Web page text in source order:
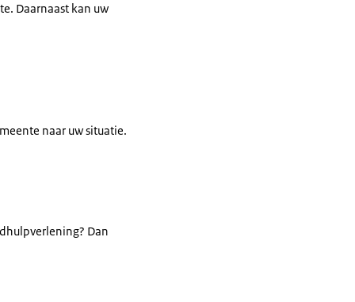
Daarnaast kan uw
naar uw situatie.
Dan